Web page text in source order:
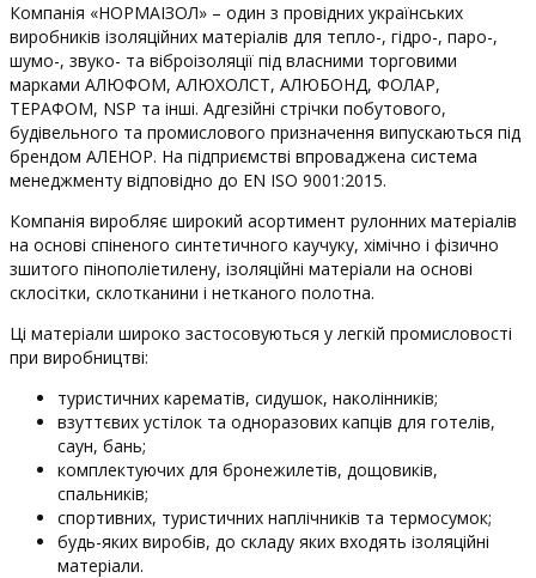
Компанія «НОРМАІЗОЛ» – один з провідних українських
виробників ізоляційних матеріалів для тепло-, гідро-, паро-,
шумо-, звуко- та віброізоляції під власними торговими
марками АЛЮФОМ, АЛЮХОЛСТ, АЛЮБОНД, ФОЛАР,
ТЕРАФОМ, NSP та інші. Адгезійні стрічки побутового,
будівельного та промислового призначення випускаються під
брендом АЛЕНОР. На підприємстві впроваджена система
менеджменту відповідно до EN ISO 9001:2015.
Компанія виробляє широкий асортимент рулонних матеріалів
на основі спіненого синтетичного каучуку, хімічно і фізично
зшитого пінополіетилену, ізоляційні матеріали на основі
склосітки, склотканини і нетканого полотна.
Ці матеріали широко застосовуються у легкій промисловості
при виробництві:
туристичних карематів, сидушок, наколінників;
взуттєвих устілок та одноразових капців для готелів,
саун, бань;
комплектуючих для бронежилетів, дощовиків,
спальників;
спортивних, туристичних наплічників та термосумок;
будь-яких виробів, до складу яких входять ізоляційні
матеріали.